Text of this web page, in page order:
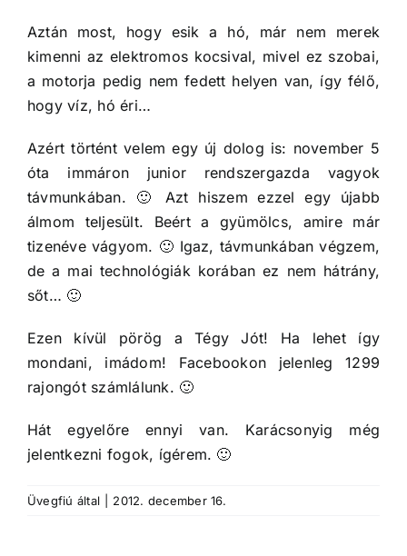
Aztán most, hogy esik a hó, már nem merek
kimenni az elektromos kocsival, mivel ez szobai,
a motorja pedig nem fedett helyen van, így félő,
hogy víz, hó éri…
Azért történt velem egy új dolog is: november 5
óta immáron junior rendszergazda vagyok
távmunkában. 🙂 Azt hiszem ezzel egy újabb
álmom teljesült. Beért a gyümölcs, amire már
tizenéve vágyom. 🙂 Igaz, távmunkában végzem,
de a mai technológiák korában ez nem hátrány,
sőt… 🙂
Ezen kívül pörög a Tégy Jót! Ha lehet így
mondani, imádom! Facebookon jelenleg 1299
rajongót számlálunk. 🙂
Hát egyelőre ennyi van. Karácsonyig még
jelentkezni fogok, ígérem. 🙂
Üvegfiú által 2012. december 16.